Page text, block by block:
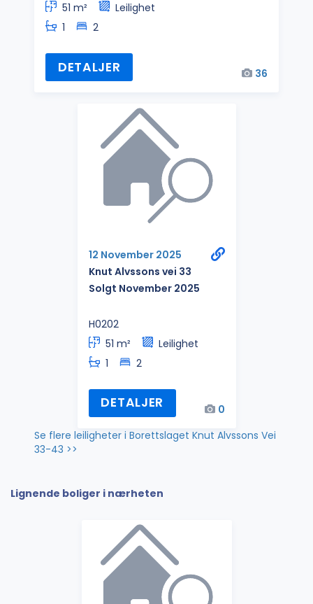
51 m²
Leilighet
1
2
DETALJER 36
12 November 2025
Knut Alvssons vei 33
Solgt November 2025
H0202
51 m²
Leilighet
1
2
DETALJER
0
Se flere leiligheter i Borettslaget Knut Alvssons Vei
33-43 >>
Lignende boliger i nærheten